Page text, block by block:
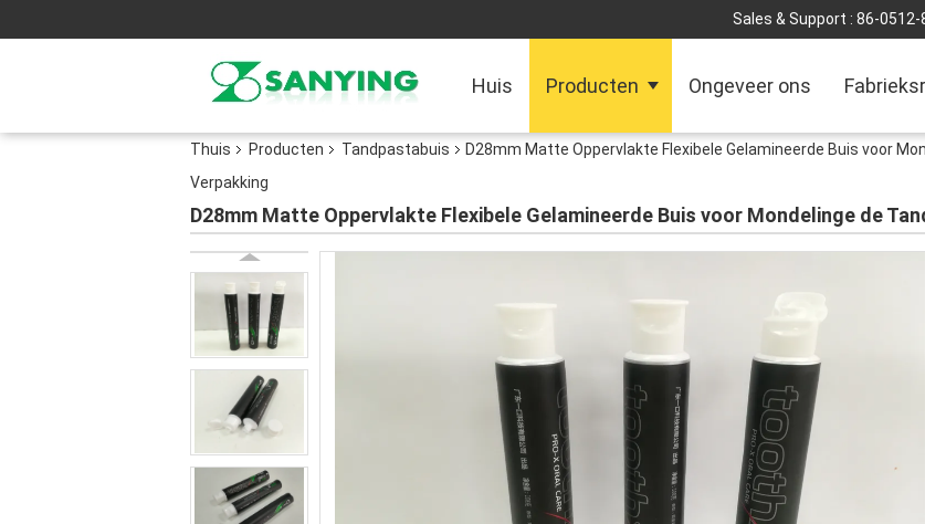
Sales & Support : 86-0512-
Huis Producten Ongeveer ons
Thuis Producten Tandpastabuis
D28mm Matte Oppervlakte Flexibele Gelamineerde Buis voor
Verpakking
D28mm Matte Oppervlakte Flexibele Gelamineerde Buis voor Mondelinge de